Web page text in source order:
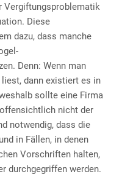
Vergiftungsproblematik
Diese
dazu, dass manche
Denn: Wenn man
dann existiert es in
sollte eine Firma
nicht der
notwendig, dass die
in Fällen, in denen
Vorschriften halten,
durchgegriffen werden.